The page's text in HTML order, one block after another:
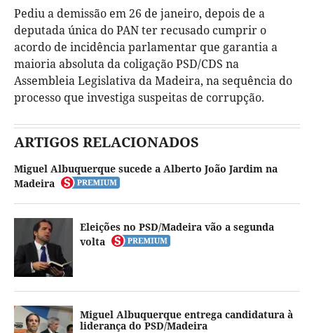
Pediu a demissão em 26 de janeiro, depois de a
deputada única do PAN ter recusado cumprir o
acordo de incidência parlamentar que garantia a
maioria absoluta da coligação PSD/CDS na
Assembleia Legislativa da Madeira, na sequência do
processo que investiga suspeitas de corrupção.
ARTIGOS RELACIONADOS
Miguel Albuquerque sucede a Alberto João Jardim na
Madeira
Eleições no PSD/Madeira vão a segunda
volta
Miguel Albuquerque entrega candidatura à
liderança do PSD/Madeira